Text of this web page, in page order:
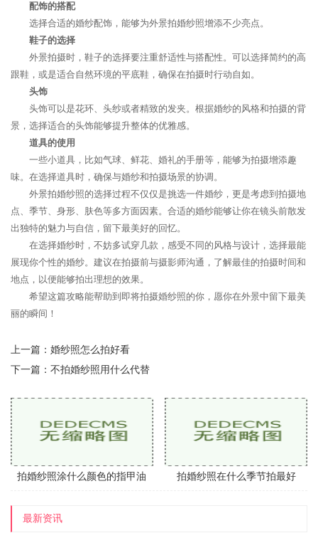
配饰的搭配
选择合适的婚纱配饰，能够为外景拍婚纱照增添不少亮点。
鞋子的选择
外景拍摄时，鞋子的选择要注重舒适性与搭配性。可以选择简约的高
跟鞋，或是适合自然环境的平底鞋，确保在拍摄时行动自如。
头饰
头饰可以是花环、头纱或者精致的发夹。根据婚纱的风格和拍摄的背
景，选择适合的头饰能够提升整体的优雅感。
道具的使用
一些小道具，比如气球、鲜花、婚礼的手册等，能够为拍摄增添趣
味。在选择道具时，确保与婚纱和拍摄场景的协调。
外景拍婚纱照的选择过程不仅仅是挑选一件婚纱，更是考虑到拍摄地
点、季节、身形、肤色等多方面因素。合适的婚纱能够让你在镜头前散发
出独特的魅力与自信，留下最美好的回忆。
在选择婚纱时，不妨多试穿几款，感受不同的风格与设计，选择最能
展现你个性的婚纱。建议在拍摄前与摄影师沟通，了解最佳的拍摄时间和
地点，以便能够拍出理想的效果。
希望这篇攻略能帮助到即将拍摄婚纱照的你，愿你在外景中留下最美
丽的瞬间！
上一篇： 婚纱照怎么拍好看
下一篇： 不拍婚纱照用什么代替
拍婚纱照涂什么颜色的指甲油 拍婚纱照在什么季节拍最好
最新资讯